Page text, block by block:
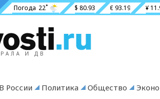
Погода 22˚ $ 80.93 € 93.19 ¥
И ДВ
В России Политика Общество